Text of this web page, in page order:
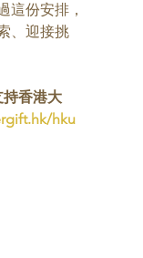
這份安排，
、迎接挑
香港大
hku